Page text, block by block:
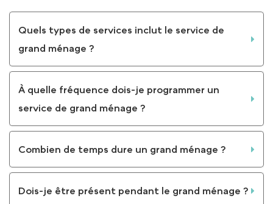
Quels types de services inclut le service de
grand ménage ?
À quelle fréquence dois-je programmer un
service de grand ménage ?
Combien de temps dure un grand ménage ?
Dois-je être présent pendant le grand ménage ?